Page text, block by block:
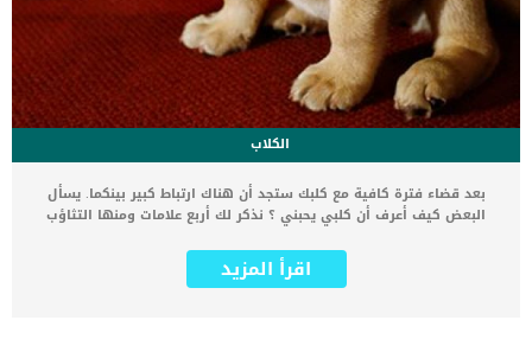
الكلاب
بعد قضاء فترة كافية مع كلبك ستجد أن هناك ارتباط كبير بينكما. يسأل
البعض كيف أعرف أن كلبي يحبني ؟ نذكر لك أربع علامات ومنها التثاؤب
ويقولون هل كلبي يحبني؟ نحن نظهر اهتمامنا بكلابنا وحبنا لهم في
الكثير من الأحيان ولكن ماذا عن الكلاب وكيف نعرف أنهم يبادلونا نفس
اقرأ المزيد